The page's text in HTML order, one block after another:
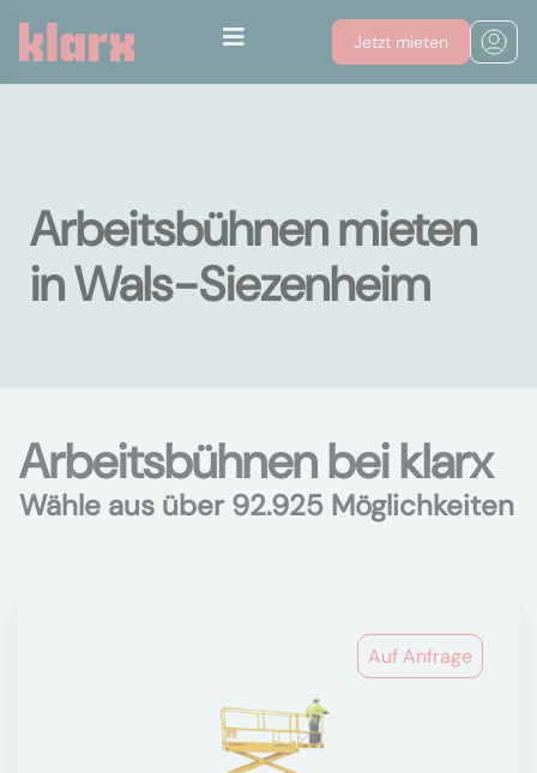
Jetzt mieten
Arbeitsbühnen mieten
in Wals-Siezenheim
Arbeitsbühnen bei klarx
Wähle aus über 92.925 Möglichkeiten
Auf Anfrage